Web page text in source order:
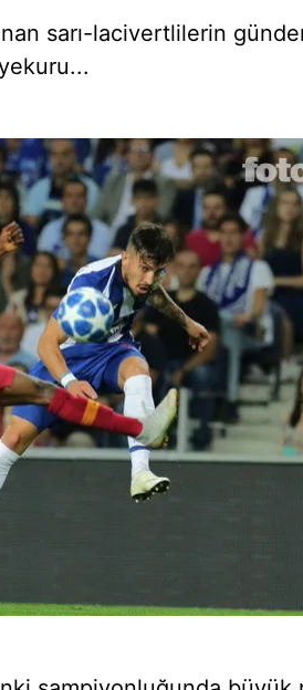
sarı-lacivertlilerin